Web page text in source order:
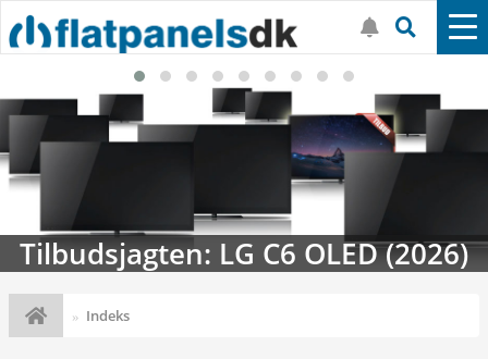
Tilbudsjagten: LG C6 OLED (2026)
Indeks